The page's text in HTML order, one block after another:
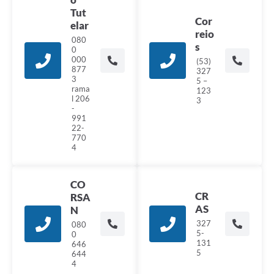
Tut
elar
080
0
000
877
3
rama
l 206
-
991
22-
770
4
Cor
reio
s
(53)
327
5 –
123
3
CO
RSA
N
080
0
646
644
4
CR
AS
327
5-
131
5